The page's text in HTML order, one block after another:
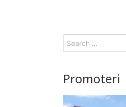
Search
for:
Promoteri